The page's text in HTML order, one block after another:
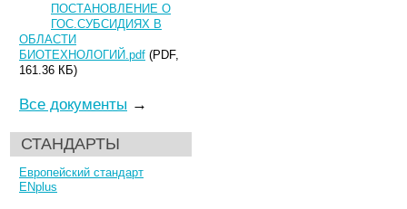
ПОСТАНОВЛЕНИЕ О
ГОС.СУБСИДИЯХ В
ОБЛАСТИ
БИОТЕХНОЛОГИЙ.pdf (PDF,
161.36 КБ)
Все документы →
СТАНДАРТЫ
Европейский стандарт
ENplus